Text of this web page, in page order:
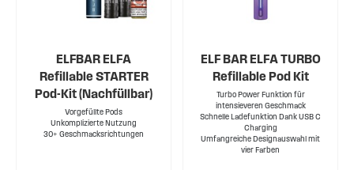
ELFBAR ELFA
Refillable STARTER
Pod-Kit (Nachfüllbar)
Vorgefüllte Pods
Unkomplizierte Nutzung
30+ Geschmacksrichtungen
ELF BAR ELFA TURBO
Refillable Pod Kit
Turbo Power Funktion für
intensieveren Geschmack
Schnelle Ladefunktion Dank USB C
Charging
Umfangreiche Designauswahl mit
vier Farben